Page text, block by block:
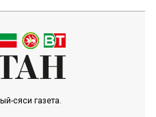
сәяси газета.